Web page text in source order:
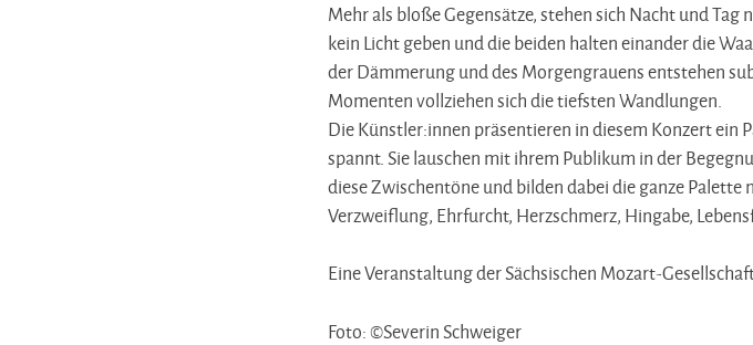
Mehr als bloße Gegensätze, stehen sich Nacht und
kein Licht geben und die beiden halten einander die
der Dämmerung und des Morgengrauens entstehen
Momenten vollziehen sich die tiefsten Wandlungen.
Die Künstler:innen präsentieren in diesem Konzert ein
spannt. Sie lauschen mit ihrem Publikum in der
diese Zwischentöne und bilden dabei die ganze Palette
Verzweiflung, Ehrfurcht, Herzschmerz, Hingabe,
Eine Veranstaltung der Sächsischen Mozart-Gesellschaft
Foto: ©Severin Schweiger